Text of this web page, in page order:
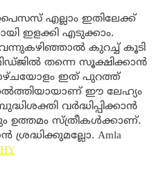
എല്ലാം ഇതിലേക്ക്
ഇളക്കി എടുക്കാം.
വന്നുകഴിഞ്ഞാൽ കുറച്ച് കൂടി
തന്നെ സൂക്ഷിക്കാൻ
ഇത് പുറത്ത്
ഈ ലേഹ്യം
വർദ്ധിപ്പിക്കാൻ
ഉത്തമം സ്ത്രീകൾക്കാണ്.
ശ്രദ്ധിക്കുമല്ലോ. Amla